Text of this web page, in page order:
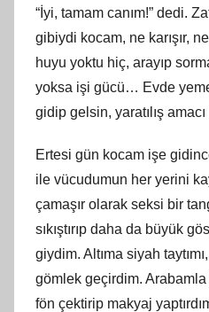
“İyi, tamam canım!” dedi.
gibiydi kocam, ne karışır,
huyu yoktu hiç, arayıp
yoksa işi gücü… Evde
gidip gelsin, yaratılış amacı
Ertesi gün kocam işe
ile vücudumun her yerini
çamaşır olarak seksi bir
sıkıştırıp daha da büyük
giydim. Altıma siyah
gömlek geçirdim.
fön çektirip makyaj